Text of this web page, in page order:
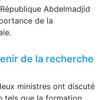
Abdelmadjid
de la
de la recherche
ministres ont discuté
tels que la formation,